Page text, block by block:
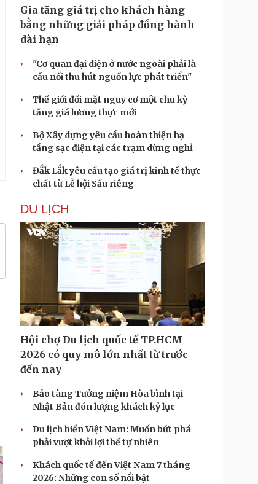
Gia tăng giá trị cho khách hàng
bằng những giải pháp đồng hành
dài hạn
"Cơ quan đại diện ở nước ngoài phải là
cầu nối thu hút nguồn lực phát triển"
Thế giới đối mặt nguy cơ một chu kỳ
tăng giá lương thực mới
Bộ Xây dựng yêu cầu hoàn thiện hạ
tầng sạc điện tại các trạm dừng nghỉ
Đắk Lắk yêu cầu tạo giá trị kinh tế thực
chất từ Lễ hội Sầu riêng
DU LỊCH
Hội chợ Du lịch quốc tế TP.HCM
2026 có quy mô lớn nhất từ trước
đến nay
Bảo tàng Tưởng niệm Hòa bình tại
Nhật Bản đón lượng khách kỷ lục
Du lịch biển Việt Nam: Muốn bứt phá
phải vượt khỏi lợi thế tự nhiên
Khách quốc tế đến Việt Nam 7 tháng
2026: Những con số nổi bật